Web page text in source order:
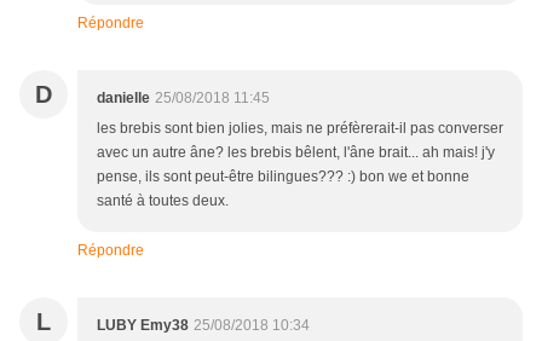
Répondre
D danielle 25/08/2018 11:45
les brebis sont bien jolies, mais ne préfèrerait-il pas converser
avec un autre âne? les brebis bêlent, l'âne brait... ah mais! j'y
pense, ils sont peut-être bilingues??? :) bon we et bonne
santé à toutes deux.
Répondre
L LUBY Emy38 25/08/2018 10:34